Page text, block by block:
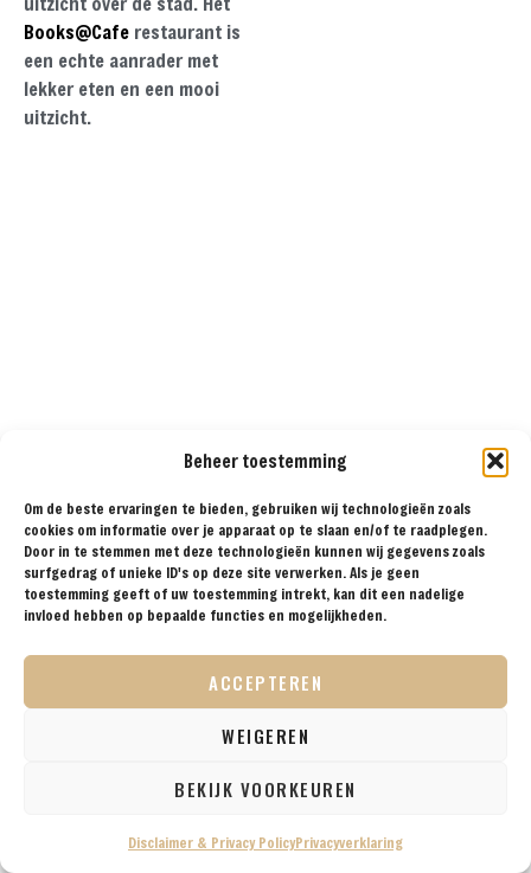
Beheer toestemming
Om de beste ervaringen te bieden, gebruiken wij technologieën zoals
cookies om informatie over je apparaat op te slaan en/of te raadplegen.
Door in te stemmen met deze technologieën kunnen wij gegevens zoals
surfgedrag of unieke ID's op deze site verwerken. Als je geen
toestemming geeft of uw toestemming intrekt, kan dit een nadelige
invloed hebben op bepaalde functies en mogelijkheden.
ACCEPTEREN
WEIGEREN
BEKIJK VOORKEUREN
Disclaimer & Privacy PolicyPrivacyverklaring
Books@Cafe restaurant is
een echte aanrader met
lekker eten en een mooi
uitzicht.
De derde dag in Amman
hebben we gebruikt om de
grote bezienswaardigheden
Citadel van Amman om
het Romeinse Theater.